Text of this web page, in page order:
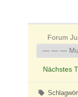
Forum
Nächstes